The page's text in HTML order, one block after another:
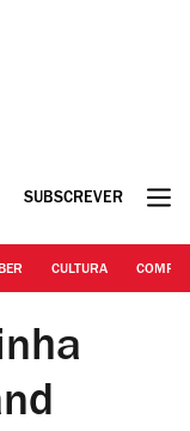
SUBSCREVER
CULTURA